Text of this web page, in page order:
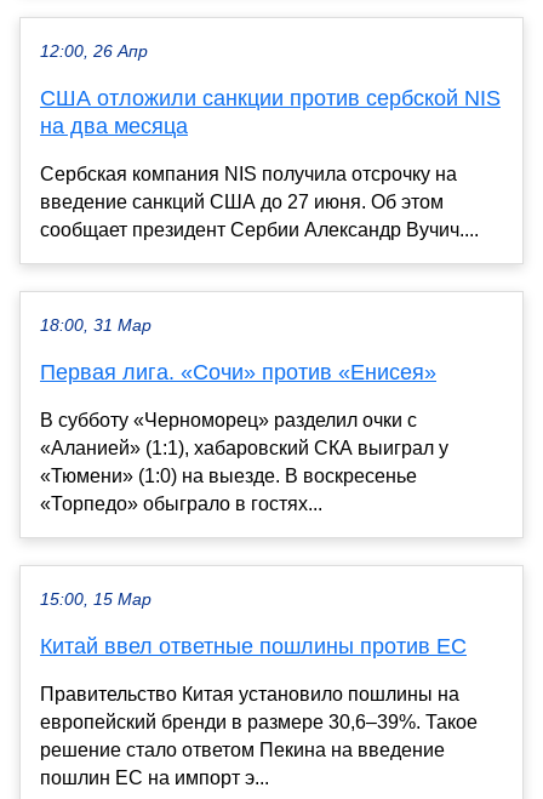
12:00, 26 Апр
США отложили санкции против сербской NIS
на два месяца
Сербская компания NIS получила отсрочку на
введение санкций США до 27 июня. Об этом
сообщает президент Сербии Александр Вучич....
18:00, 31 Мар
Первая лига. «Сочи» против «Енисея»
В субботу «Черноморец» разделил очки с
«Аланией» (1:1), хабаровский СКА выиграл у
«Тюмени» (1:0) на выезде. В воскресенье
«Торпедо» обыграло в гостях...
15:00, 15 Мар
Китай ввел ответные пошлины против ЕС
Правительство Китая установило пошлины на
европейский бренди в размере 30,6–39%. Такое
решение стало ответом Пекина на введение
пошлин ЕС на импорт э...